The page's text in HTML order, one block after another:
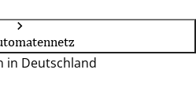
97285, 97292, 97297,
97337, 97340, 97346, 97350,
97753, 97775, 97780, 97816,
97854, 97855, 97892
in Deutschland